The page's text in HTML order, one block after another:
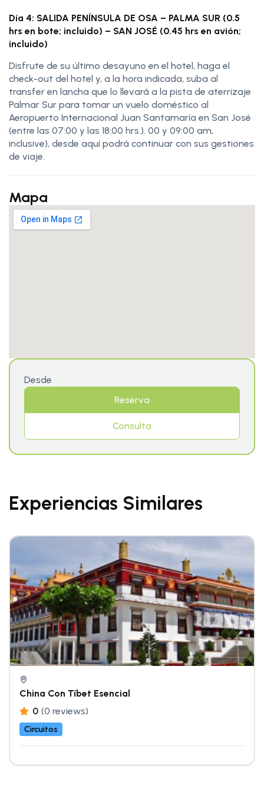
Día 4: SALIDA PENÍNSULA DE OSA – PALMA SUR (0.5
hrs en bote; incluido) – SAN JOSÉ (0.45 hrs en avión;
incluido)
Disfrute de su último desayuno en el hotel, haga el
check-out del hotel y, a la hora indicada, suba al
transfer en lancha que lo llevará a la pista de aterrizaje
Palmar Sur para tomar un vuelo doméstico al
Aeropuerto Internacional Juan Santamaría en San José
(entre las 07:00 y las 18:00 hrs.). 00 y 09:00 am,
inclusive), desde aquí podrá continuar con sus gestiones
de viaje.
Mapa
Desde
Reserva
Consulta
Experiencias Similares
China Con Tíbet Esencial
0 (0 reviews)
Circuitos